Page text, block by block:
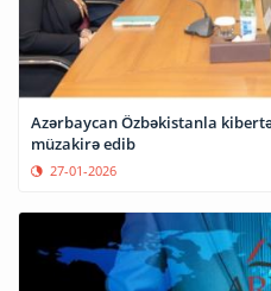
Azərbaycan Özbəkistanla
müzakirə edib
27-01-2026